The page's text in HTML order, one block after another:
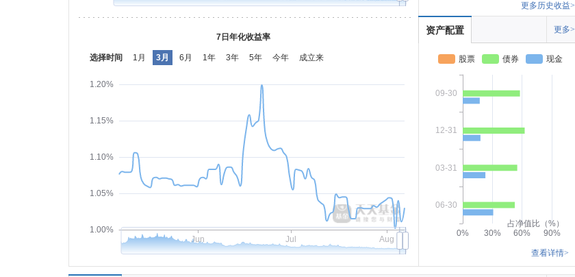
7日年化收益率
选择时间 1月 3月 6月 1年 3年 5年 今年 成立来
1.00%
1.05%
1.10%
1.15%
1.20%
Jun Jul Aug
更多历史收益>
资产配置 更多>
占净值比（%）
06-30
03-31
12-31
09-30
0% 30% 60% 90%
股票 债券 现金
查看详情>